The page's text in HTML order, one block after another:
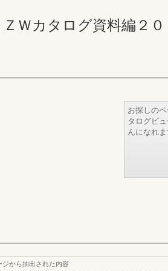
Ｗカタログ資料編２０
お探しの
タログビ
んになれま
ジから抽出された内容